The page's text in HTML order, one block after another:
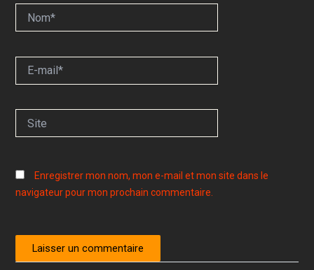
mail*
Enregistrer mon nom, mon e-mail et mon site dans le
navigateur pour mon prochain commentaire.